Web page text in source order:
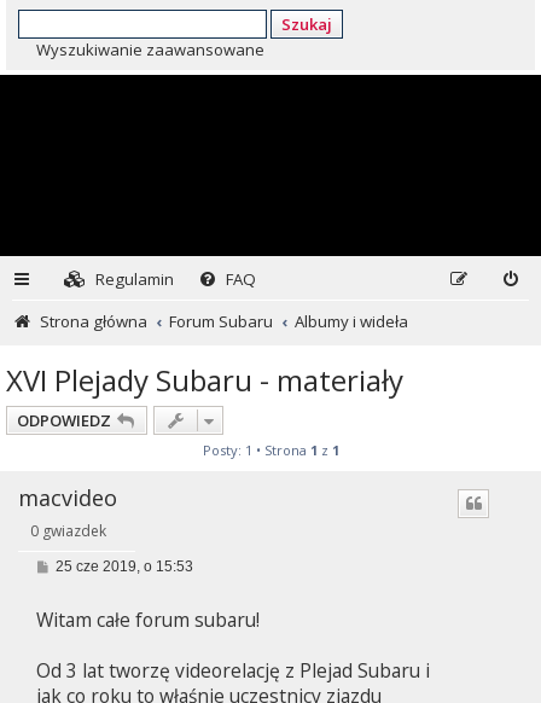
Szukaj
Wyszukiwanie zaawansowane
Regulamin
FAQ
Strona główna
Forum Subaru Albumy i wideła
XVI Plejady Subaru - materiały
ODPOWIEDZ
Posty: 1 • Strona 1 z 1
macvideo
0 gwiazdek
P
t
25 cze 2019, o 15:53
Witam całe forum subaru!
Od 3 lat tworzę videorelację z Plejad Subaru i
jak co roku to właśnie uczestnicy zjazdu